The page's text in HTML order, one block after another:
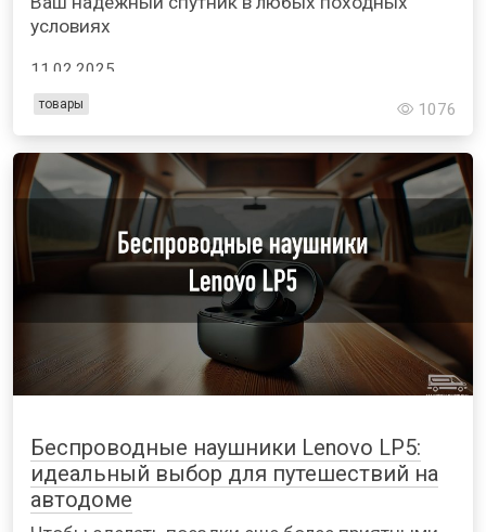
условиях
11.02.2025
товары 1076
Беспроводные наушники Lenovo LP5:
идеальный выбор для путешествий на
автодоме